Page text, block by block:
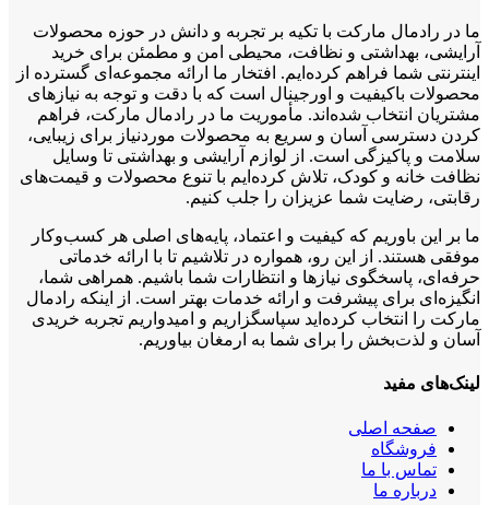
ما در رادمال مارکت با تکیه بر تجربه و دانش در حوزه محصولات
آرایشی، بهداشتی و نظافت، محیطی امن و مطمئن برای خرید
اینترنتی شما فراهم کرده‌ایم. افتخار ما ارائه مجموعه‌ای گسترده از
محصولات باکیفیت و اورجینال است که با دقت و توجه به نیازهای
مشتریان انتخاب شده‌اند. مأموریت ما در رادمال مارکت، فراهم
کردن دسترسی آسان و سریع به محصولات موردنیاز برای زیبایی،
سلامت و پاکیزگی است. از لوازم آرایشی و بهداشتی تا وسایل
نظافت خانه و کودک، تلاش کرده‌ایم با تنوع محصولات و قیمت‌های
رقابتی، رضایت شما عزیزان را جلب کنیم.
ما بر این باوریم که کیفیت و اعتماد، پایه‌های اصلی هر کسب‌وکار
موفقی هستند. از این رو، همواره در تلاشیم تا با ارائه خدماتی
حرفه‌ای، پاسخگوی نیازها و انتظارات شما باشیم. همراهی شما،
انگیزه‌ای برای پیشرفت و ارائه خدمات بهتر است. از اینکه رادمال
مارکت را انتخاب کرده‌اید سپاسگزاریم و امیدواریم تجربه خریدی
آسان و لذت‌بخش را برای شما به ارمغان بیاوریم.
لینک‌های مفید
صفحه اصلی
فروشگاه
تماس با ما
درباره ما